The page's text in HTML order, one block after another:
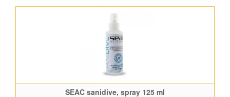
SEAC sanidive, spray 125 ml